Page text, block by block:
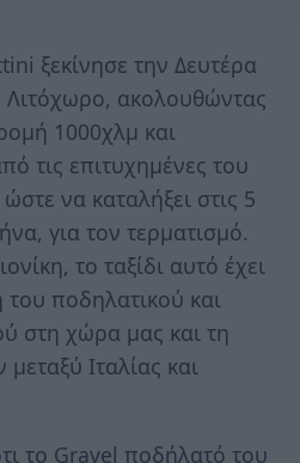
ξεκίνησε την Δευτέρα
ακολουθώντας
1000χλμ και
τις επιτυχημένες του
να καταλήξει στις 5
για τον τερματισμό.
το ταξίδι αυτό έχει
ποδηλατικού και
στη χώρα μας και τη
Ιταλίας και
το Gravel ποδήλατό του